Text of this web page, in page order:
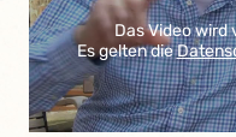
Das Video
Es gelten die